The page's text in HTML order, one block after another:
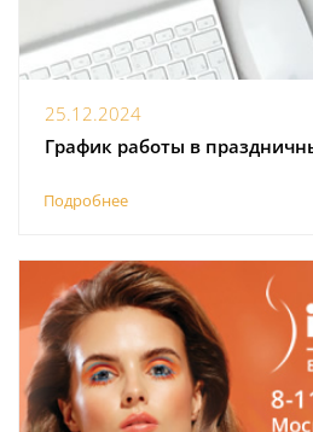
25.12.2024
График работы в
Подробнее